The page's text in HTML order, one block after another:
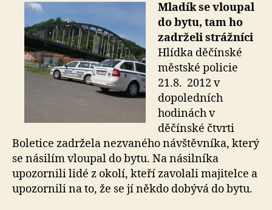
Mladík se vloupal
do bytu, tam ho
zadrželi strážníci
Hlídka děčínské
městské policie
21.8. 2012 v
dopoledních
hodinách v
děčínské čtvrti
Boletice zadržela nezvaného návštěvníka, který
se násilím vloupal do bytu. Na násilníka
upozornili lidé z okolí, kteří zavolali majitelce a
upozornili na to, že se jí někdo dobývá do bytu.